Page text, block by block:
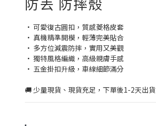
• 可愛復古圓扣，質感菱格皮套
• 真機精準開模，輕薄完美貼合
• 多方位減震防摔，實用又美觀
• 獨特風格編織，高級親膚手感
• 五金掛扣升級，車線細節滿分
🚚 少量現貨、現貨充足，下單後1-2天出貨